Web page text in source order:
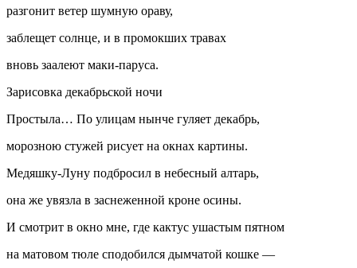
разгонит ветер шумную ораву,
заблещет солнце, и в промокших травах
вновь заалеют маки-паруса.
Зарисовка декабрьской ночи
Простыла… По улицам нынче гуляет декабрь,
морозною стужей рисует на окнах картины.
Медяшку-Луну подбросил в небесный алтарь,
она же увязла в заснеженной кроне осины.
И смотрит в окно мне, где кактус ушастым пятном
на матовом тюле сподобился дымчатой кошке —